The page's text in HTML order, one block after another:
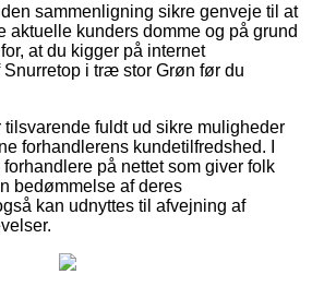
sammenligning sikre genveje til at
aktuelle kunders domme og på grund
at du kigger på internet
i træ stor Grøn før du
tilsvarende fuldt ud sikre muligheder
forhandlerens kundetilfredshed. I
på nettet som giver folk
bedømmelse af deres
kan udnyttes til afvejning af